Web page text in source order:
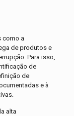
como a
de produtos e
Para isso,
de
de
e à
alta